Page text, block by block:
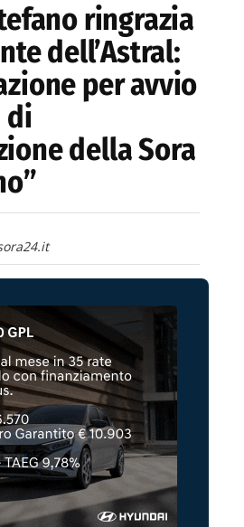
ringrazia
dell’Astral:
per avvio
di
della Sora